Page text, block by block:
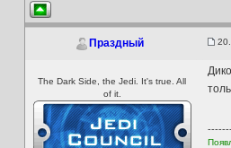
Праздный
The Dark Side, the Jedi. It's true. All
of it.